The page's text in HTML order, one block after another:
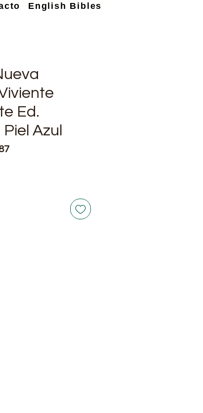
Ed.
Azul
English Bibles